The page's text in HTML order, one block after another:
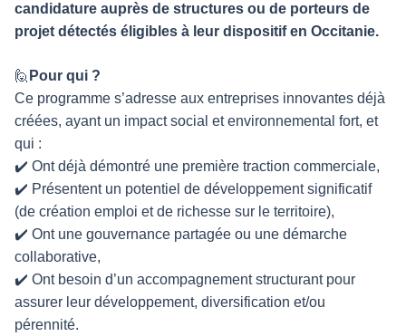
candidature auprès de structures ou de porteurs de
projet détectés éligibles à leur dispositif en Occitanie.
🙋 Pour qui ?
Ce programme s’adresse aux entreprises innovantes déjà
créées, ayant un impact social et environnemental fort, et
qui :
✔️ Ont déjà démontré une première traction commerciale,
✔️ Présentent un potentiel de développement significatif
(de création emploi et de richesse sur le territoire),
✔️ Ont une gouvernance partagée ou une démarche
collaborative,
✔️ Ont besoin d’un accompagnement structurant pour
assurer leur développement, diversification et/ou
pérennité.